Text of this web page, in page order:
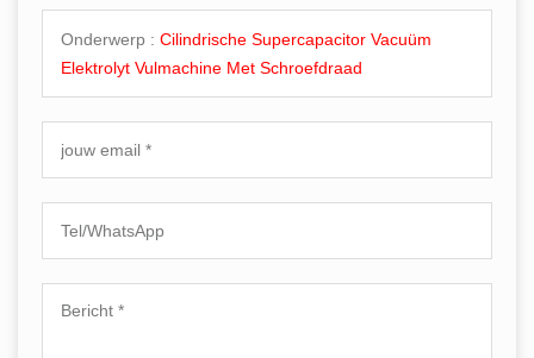
Onderwerp : Cilindrische Supercapacitor Vacuüm
Elektrolyt Vulmachine Met Schroefdraad